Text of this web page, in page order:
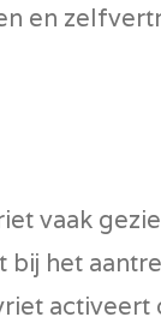
en
vaak
bij het
activeert